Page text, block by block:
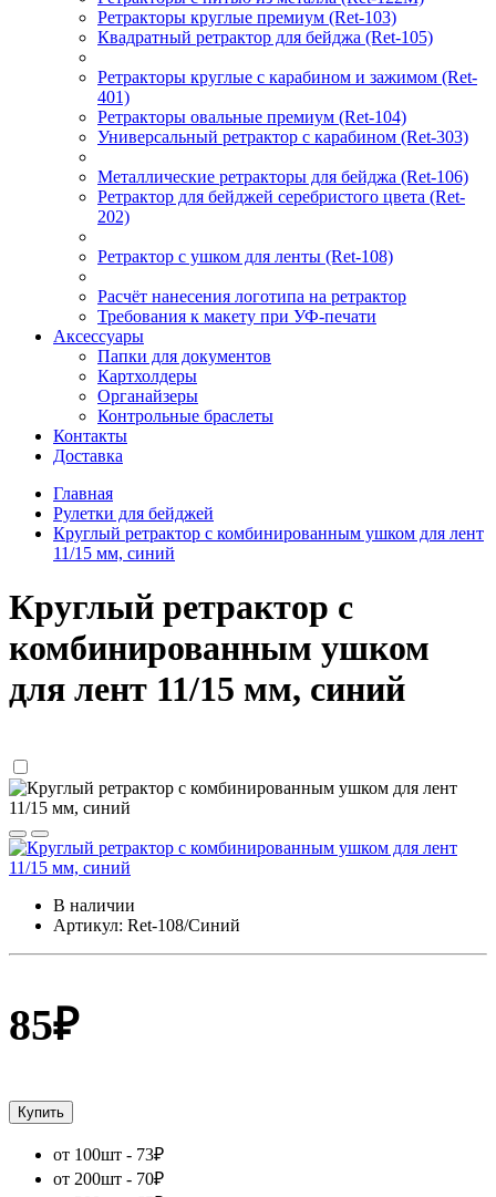
Ретракторы круглые премиум (Ret-103)
Квадратный ретрактор для бейджа (Ret-105)
Ретракторы круглые с карабином и зажимом (Ret-
401)
Ретракторы овальные премиум (Ret-104)
Универсальный ретрактор с карабином (Ret-303)
Металлические ретракторы для бейджа (Ret-106)
Ретрактор для бейджей серебристого цвета (Ret-
202)
Ретрактор с ушком для ленты (Ret-108)
Расчёт нанесения логотипа на ретрактор
Требования к макету при УФ-печати
Аксессуары
Папки для документов
Картхолдеры
Органайзеры
Контрольные браслеты
Контакты
Доставка
Главная
Рулетки для бейджей
Круглый ретрактор с комбинированным ушком для лент
11/15 мм, синий
Круглый ретрактор с
комбинированным ушком
для лент 11/15 мм, синий
В наличии
Артикул: Ret-108/Синий
85₽
Купить
от 100шт - 73₽
от 200шт - 70₽